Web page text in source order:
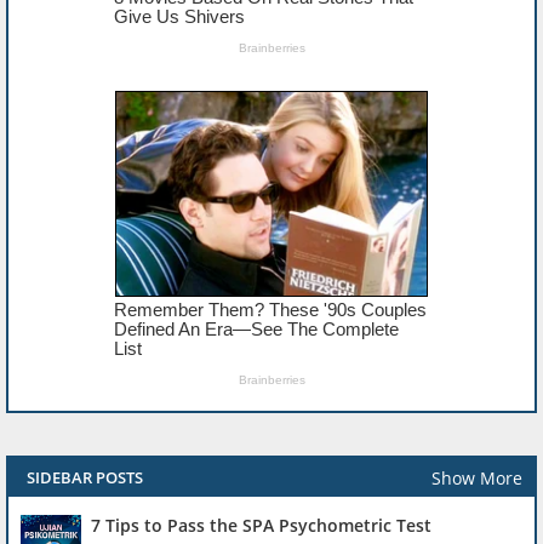
SIDEBAR POSTS Show More
7 Tips to Pass the SPA Psychometric Test